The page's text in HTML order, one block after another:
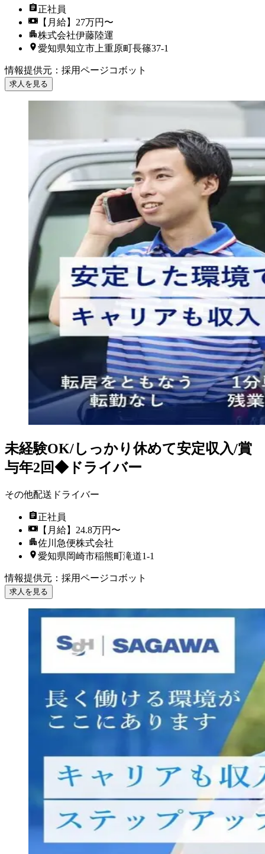
正社員
【月給】27万円〜
株式会社伊藤陸運
愛知県知立市上重原町長篠37-1
情報提供元 ： 採用ページコボット
求人を見る
未経験OK/しっかり休めて安定収入/賞
与年2回◆ドライバー
その他配送ドライバー
正社員
【月給】24.8万円〜
佐川急便株式会社
愛知県岡崎市稲熊町滝道1-1
情報提供元 ： 採用ページコボット
求人を見る